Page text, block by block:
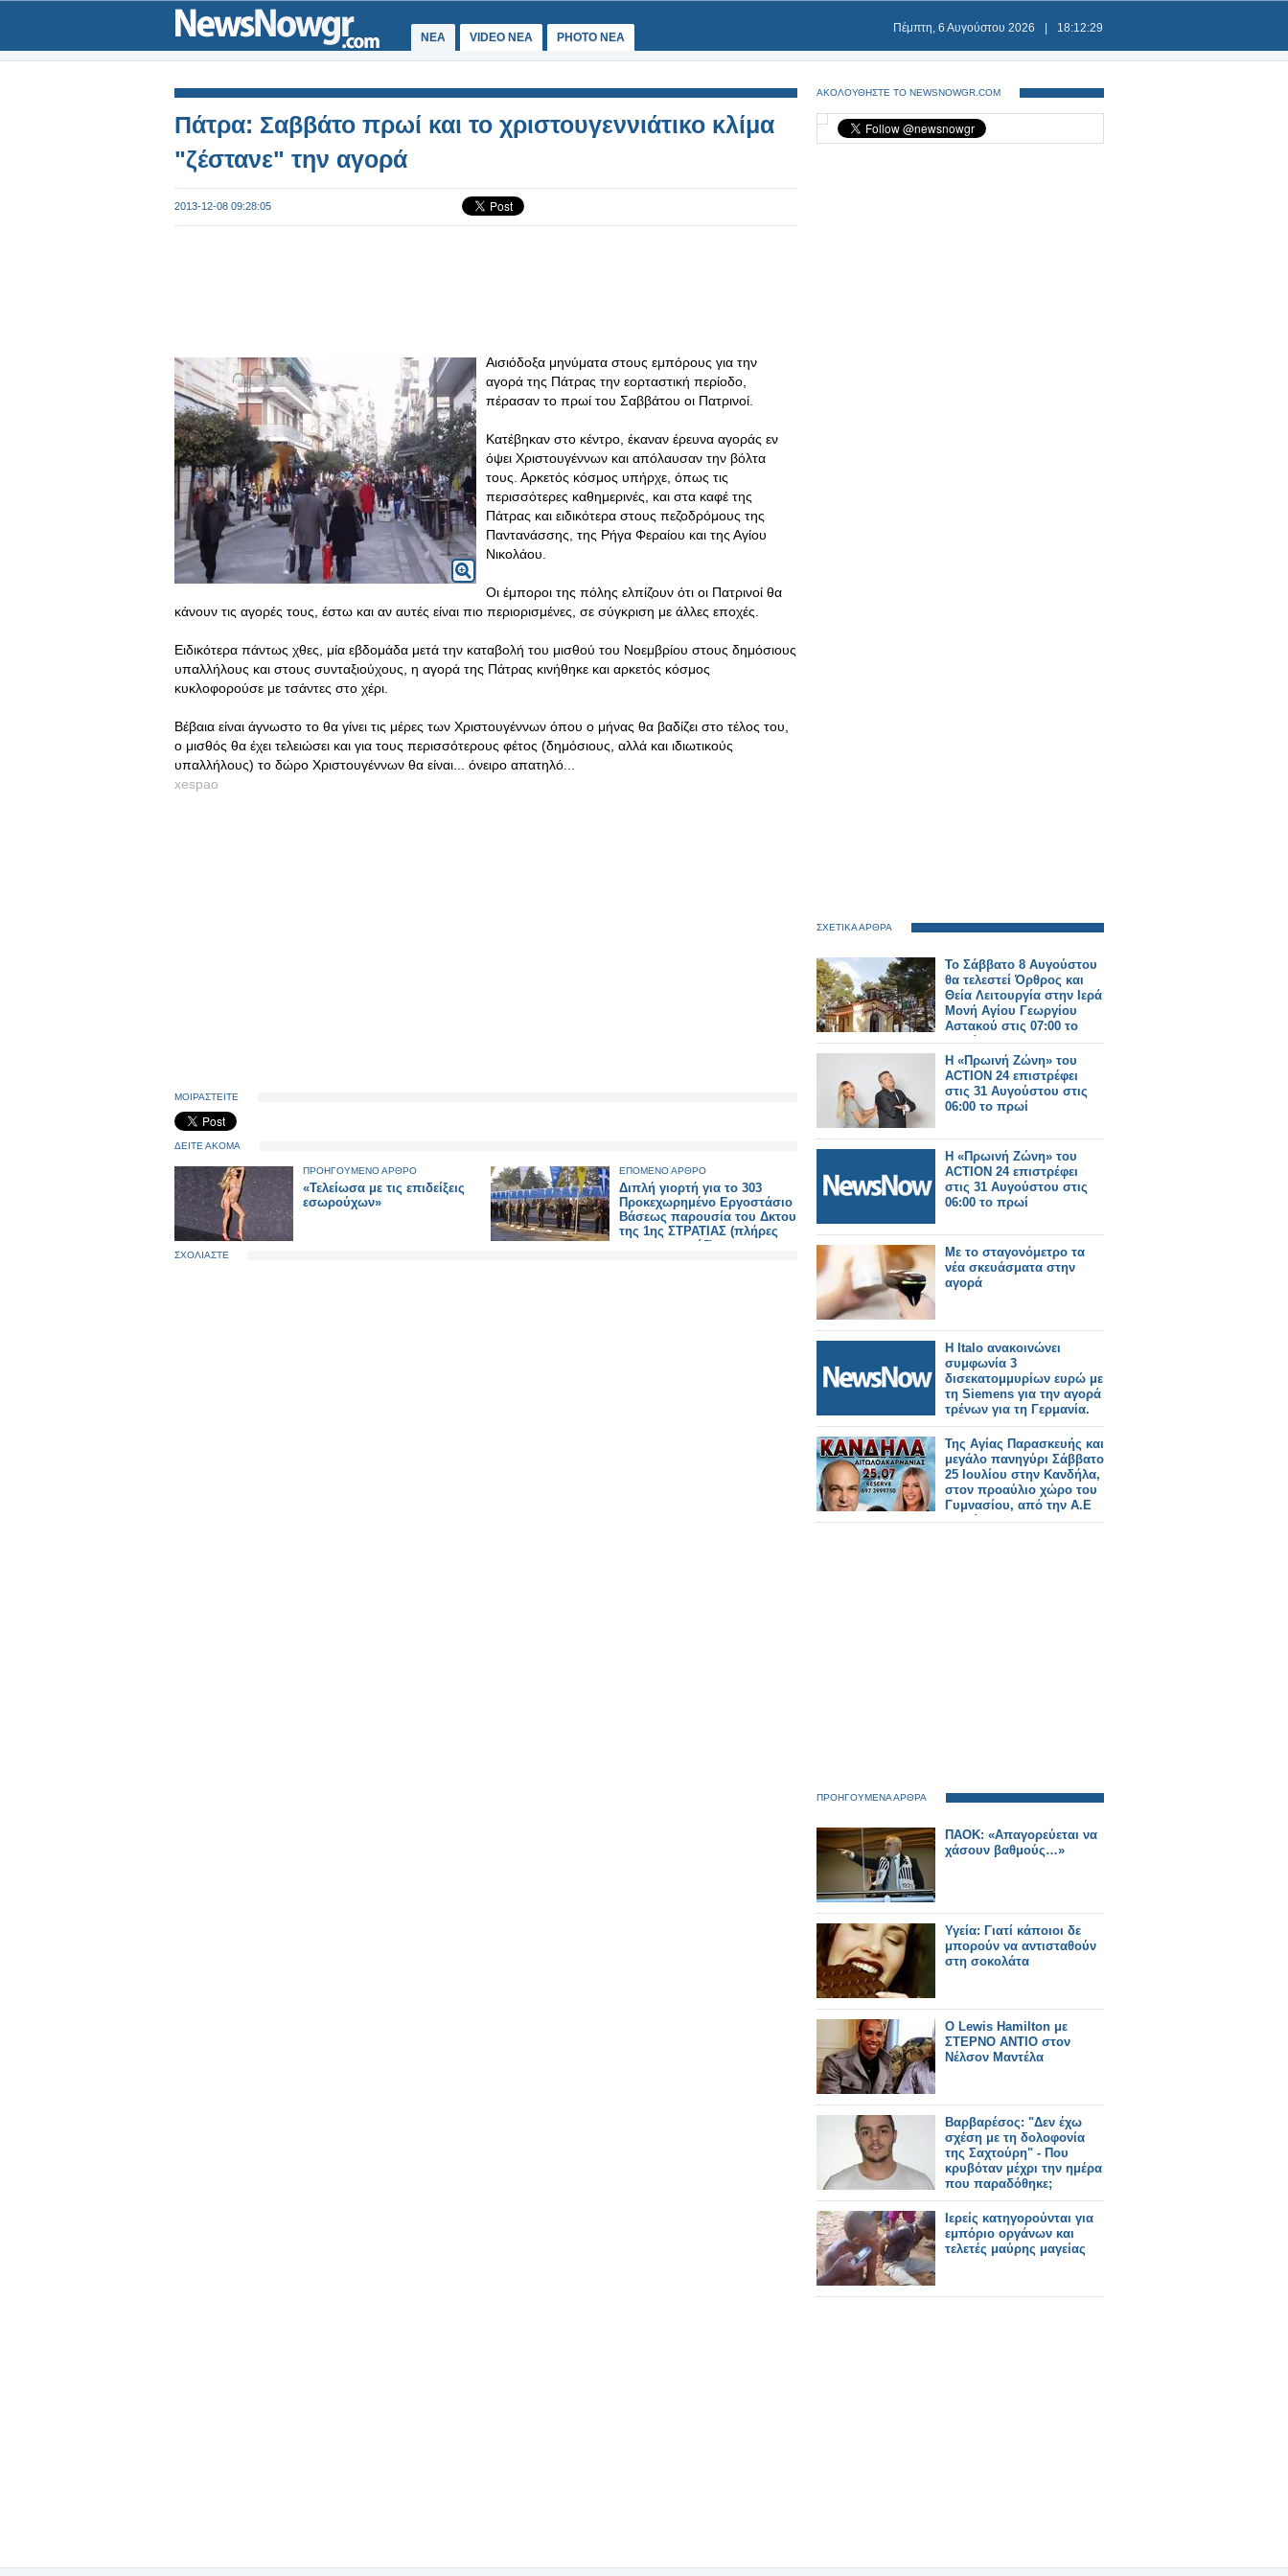
ΝΕΑ VIDEO NEA PHOTO NEA
Πέμπτη, 6 Αυγούστου 2026 18:12:30
Πάτρα: Σαββάτο πρωί και το χριστουγεννιάτικο κλίμα
"ζέστανε" την αγορά
2013-12-08 09:28:05
Αισιόδοξα μηνύματα στους εμπόρους για την
αγορά της Πάτρας την εορταστική περίοδο,
πέρασαν το πρωί του Σαββάτου οι Πατρινοί.
Κατέβηκαν στο κέντρο, έκαναν έρευνα αγοράς εν
όψει Χριστουγέννων και απόλαυσαν την βόλτα
τους. Αρκετός κόσμος υπήρχε, όπως τις
περισσότερες καθημερινές, και στα καφέ της
Πάτρας και ειδικότερα στους πεζοδρόμους της
Παντανάσσης, της Ρήγα Φεραίου και της Αγίου
Νικολάου.
Οι έμποροι της πόλης ελπίζουν ότι οι Πατρινοί θα
κάνουν τις αγορές τους, έστω και αν αυτές είναι πιο περιορισμένες, σε σύγκριση με άλλες εποχές.
Ειδικότερα πάντως χθες, μία εβδομάδα μετά την καταβολή του μισθού του Νοεμβρίου στους δημόσιους
υπαλλήλους και στους συνταξιούχους, η αγορά της Πάτρας κινήθηκε και αρκετός κόσμος
κυκλοφορούσε με τσάντες στο χέρι.
Βέβαια είναι άγνωστο το θα γίνει τις μέρες των Χριστουγέννων όπου ο μήνας θα βαδίζει στο τέλος του,
ο μισθός θα έχει τελειώσει και για τους περισσότερους φέτος (δημόσιους, αλλά και ιδιωτικούς
υπαλλήλους) το δώρο Χριστουγέννων θα είναι... όνειρο απατηλό...
xespao
ΜΟΙΡΑΣΤΕΙΤΕ
ΔΕΙΤΕ ΑΚΟΜΑ
ΠΡΟΗΓΟΥΜΕΝΟ ΑΡΘΡΟ
«Τελείωσα με τις επιδείξεις
εσωρούχων»
ΕΠΟΜΕΝΟ ΑΡΘΡΟ
Διπλή γιορτή για το 303
Προκεχωρημένο Εργοστάσιο
Βάσεως παρουσία του Δκτου
της 1ης ΣΤΡΑΤΙΑΣ (πλήρες
φωτορεπορτάζ)
ΣΧΟΛΙΑΣΤΕ
ΑΚΟΛΟΥΘΗΣΤΕ ΤΟ NEWSNOWGR.COM
ΣΧΕΤΙΚΑ ΑΡΘΡΑ
Το Σάββατο 8 Αυγούστου
θα τελεστεί Όρθρος και
Θεία Λειτουργία στην Ιερά
Μονή Αγίου Γεωργίου
Αστακού στις 07:00 το
πρωί.
Η «Πρωινή Ζώνη» του
ACTION 24 επιστρέφει
στις 31 Αυγούστου στις
06:00 το πρωί
Η «Πρωινή Ζώνη» του
ACTION 24 επιστρέφει
στις 31 Αυγούστου στις
06:00 το πρωί
Mε το σταγονόμετρο τα
νέα σκευάσματα στην
αγορά
Η Italo ανακοινώνει
συμφωνία 3
δισεκατομμυρίων ευρώ με
τη Siemens για την αγορά
τρένων για τη Γερμανία.
Της Αγίας Παρασκευής και
μεγάλο πανηγύρι Σάββατο
25 Ιουλίου στην Κανδήλα,
στον προαύλιο χώρο του
Γυμνασίου, από την Α.Ε
Αλυζίας.
ΠΡΟΗΓΟΥΜΕΝΑ ΑΡΘΡΑ
ΠΑΟΚ: «Απαγορεύεται να
χάσουν βαθμούς…»
Υγεία: Γιατί κάποιοι δε
μπορούν να αντισταθούν
στη σοκολάτα
Ο Lewis Hamilton με
ΣΤΕΡΝΟ ΑΝΤΙΟ στον
Νέλσον Μαντέλα
Βαρβαρέσος: "Δεν έχω
σχέση με τη δολοφονία
της Σαχτούρη" - Που
κρυβόταν μέχρι την ημέρα
που παραδόθηκε;
Ιερείς κατηγορούνται για
εμπόριο οργάνων και
τελετές μαύρης μαγείας